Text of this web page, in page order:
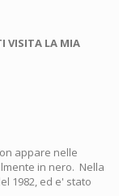
VISITA LA MIA
appare nelle
in nero. Nella
1982, ed e' stato